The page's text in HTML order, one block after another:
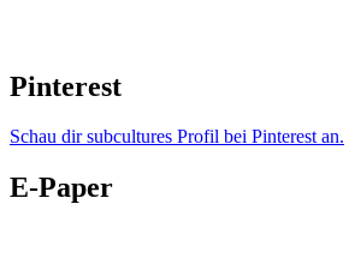
Pinterest
Schau dir subcultures Profil bei Pinterest an.
E-Paper